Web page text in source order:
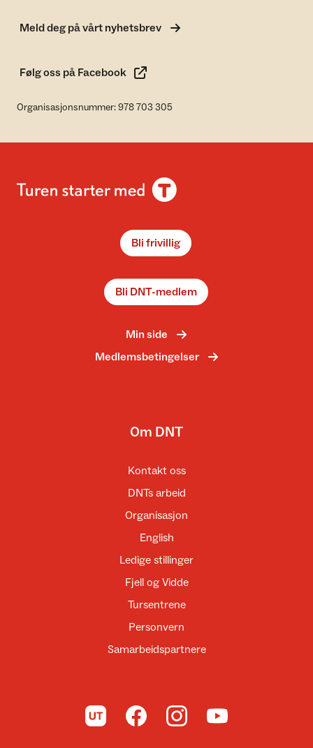
Meld deg på vårt nyhetsbrev
Følg oss på Facebook
Organisasjonsnummer: 978 703 305
Bli frivillig
Bli DNT-medlem
Min side
Medlemsbetingelser
Om DNT
Kontakt oss
DNTs arbeid
Organisasjon
English
Ledige stillinger
Fjell og Vidde
Tursentrene
Personvern
Samarbeidspartnere
Til UT.no Til DNT på Facebook
Til DNT på Instagram
Til DNT på YouTube